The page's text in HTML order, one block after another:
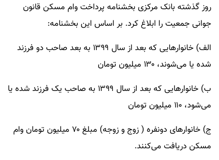
روز گذشته بانک مرکزی بخشنامه پرداخت وام مسکن قانون
جوانی جمعیت را ابلاغ کرد. بر اساس این بخشنامه:
الف) خانوارهایی که بعد از سال ۱۳۹۹ به بعد صاحب دو فرزند
شده یا می‌شوند، ۱۳۰ میلیون تومان
ب) خانوارهایی که بعد از سال ۱۳۹۹ به صاحب یک فرزند شده یا
می‌شود، ۱۱۰ میلیون تومان
ج) خانوارهای دونفره ( زوج و زوجه) مبلغ ۷۰ میلیون تومان وام
مسکن دریافت می‌کنند.